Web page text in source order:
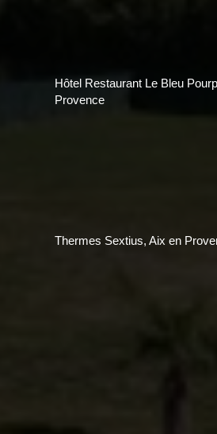
Hôtel Restaurant Le Bleu
Provence
Thermes Sextius, Aix en